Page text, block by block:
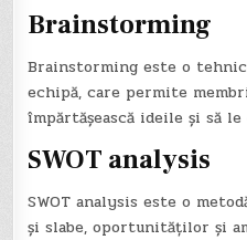
Brainstorming
Brainstorming este o
echipă, care permite
împărtășească ideile și să
SWOT analysis
SWOT analysis este o
și slabe, oportunităților și